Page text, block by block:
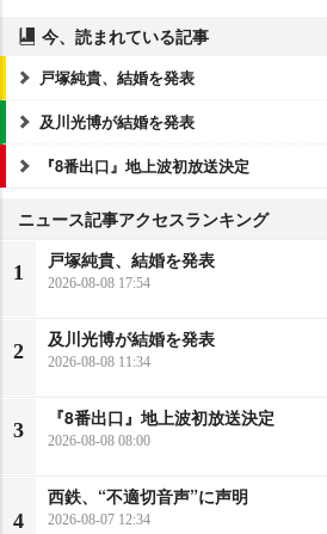
今、読まれている記事
戸塚純貴、結婚を発表
及川光博が結婚を発表
『8番出口』地上波初放送決定
ニュース記事アクセスランキング
1
戸塚純貴、結婚を発表
2026-08-08 17:54
2
及川光博が結婚を発表
2026-08-08 11:34
3
『8番出口』地上波初放送決定
2026-08-08 08:00
4
西鉄、“不適切音声”に声明
2026-08-07 12:34